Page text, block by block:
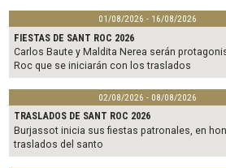
01/08/2026 - 16/08/2026
FIESTAS DE SANT ROC 2026
Carlos Baute y Maldita Nerea serán
Roc que se iniciarán con los traslados
02/08/2026 - 08/08/2026
TRASLADOS DE SANT ROC 2026
Burjassot inicia sus fiestas patronales, en
traslados del santo